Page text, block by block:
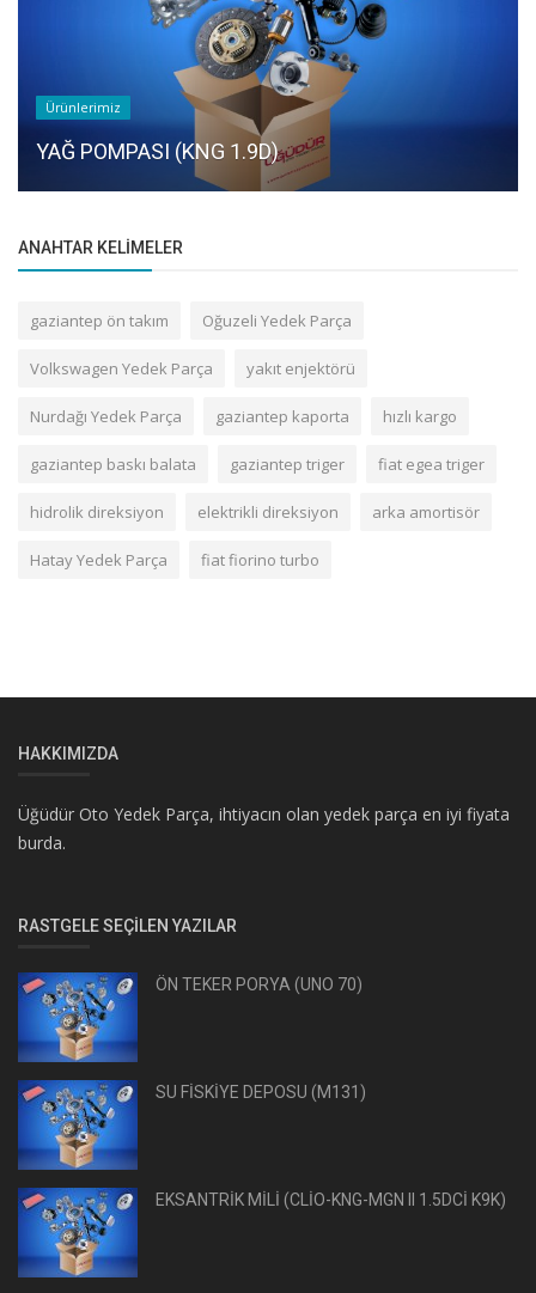
Ürünlerimiz
YAĞ POMPASI (KNG 1.9D)
ANAHTAR KELIMELER
gaziantep ön takım Oğuzeli Yedek Parça
Volkswagen Yedek Parça yakıt enjektörü
Nurdağı Yedek Parça gaziantep kaporta hızlı kargo
gaziantep baskı balata gaziantep triger fiat egea triger
hidrolik direksiyon elektrikli direksiyon arka amortisör
Hatay Yedek Parça fiat fiorino turbo
HAKKIMIZDA
Üğüdür Oto Yedek Parça, ihtiyacın olan yedek parça en iyi fiyata
burda.
RASTGELE SEÇILEN YAZILAR
ÖN TEKER PORYA (UNO 70)
SU FİSKİYE DEPOSU (M131)
EKSANTRİK MİLİ (CLİO-KNG-MGN II 1.5DCİ K9K)